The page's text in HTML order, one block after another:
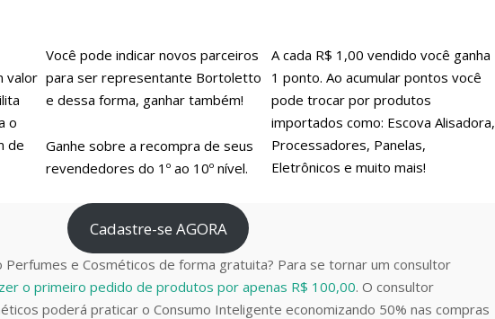
valor
o
de
Você pode indicar novos parceiros
para ser representante Bortoletto
e dessa forma, ganhar também!
Ganhe sobre a recompra de seus
revendedores do 1º ao 10º nível.
A cada R$ 1,00 vendido você ganha
1 ponto. Ao acumular pontos você
pode trocar por produtos
importados como: Escova Alisadora,
Processadores, Panelas,
Eletrônicos e muito mais!
Cadastre-se AGORA
e Cosméticos de forma gratuita? Para se tornar um consultor
o primeiro pedido de produtos por apenas R$ 100,00. O consultor
poderá praticar o Consumo Inteligente economizando 50% nas compras